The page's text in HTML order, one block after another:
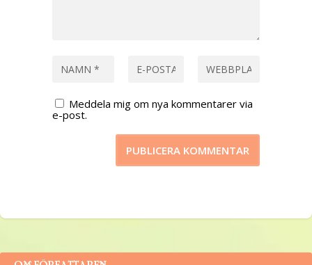
Meddela mig om nya kommentarer via
e-post.